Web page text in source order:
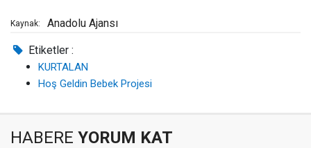
Kaynak: Anadolu Ajansı
Etiketler :
KURTALAN
Hoş Geldin Bebek Projesi
HABERE YORUM KAT